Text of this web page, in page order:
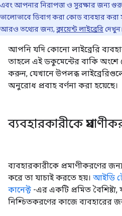
এবং আপনার নিরাপত্তা ও সুরক্ষার জন্য
ভালোভাবে ডিবাগ করা কোড ব্যবহার
আরও তথ্যের জন্য,ক্লায়েন্ট লাইব্রেরিদেখুন।
আপনি যদি কোনো লাইব্রেরি
তাহলে এই ডকুমেন্টের বাকি অংশে
করুন, যেখানে উপলব্ধ
অনুরোধ প্রবাহ বর্ণনা করা হয়েছে।
ব্যবহারকারীকে
ব্যবহারকারীকে প্রমাণীকরণের
করে তা যাচাই করতে হয়। আইডি
কানেক্ট -এর একটি প্রমিত বৈশিষ্ট্য,
নিশ্চিতকরণের কাজে ব্যবহারের